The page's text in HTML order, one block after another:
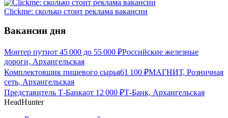
Clickme: сколько стоит реклама вакансии
Вакансии дня
Монтер путиот 45 000 до 55 000 ₽Российские железные
дороги, Архангельская
Комплектовщик пищевого сырья61 100 ₽МАГНИТ, Розничная
сеть, Архангельская
Представитель Т-Банкаот 12 000 ₽Т-Банк, Архангельская
HeadHunter